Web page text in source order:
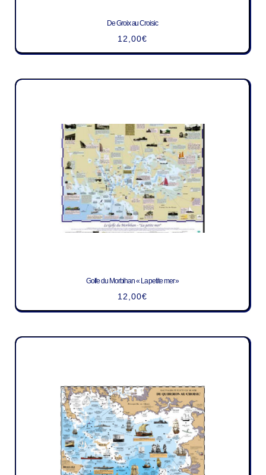
De Groix au Croisic
12,00€
Golfe du Morbihan « La petite mer »
12,00€